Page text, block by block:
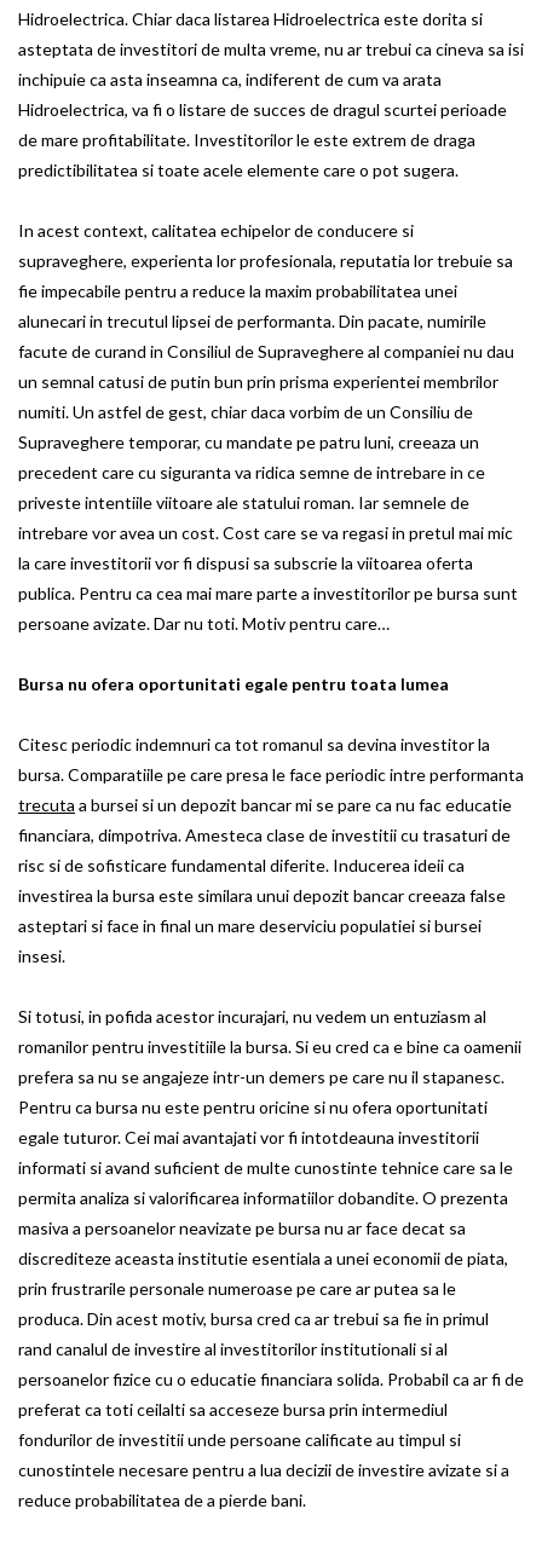
Hidroelectrica. Chiar daca listarea Hidroelectrica este dorita si
asteptata de investitori de multa vreme, nu ar trebui ca cineva sa isi
inchipuie ca asta inseamna ca, indiferent de cum va arata
Hidroelectrica, va fi o listare de succes de dragul scurtei perioade
de mare profitabilitate. Investitorilor le este extrem de draga
predictibilitatea si toate acele elemente care o pot sugera.
In acest context, calitatea echipelor de conducere si
supraveghere, experienta lor profesionala, reputatia lor trebuie sa
fie impecabile pentru a reduce la maxim probabilitatea unei
alunecari in trecutul lipsei de performanta. Din pacate, numirile
facute de curand in Consiliul de Supraveghere al companiei nu dau
un semnal catusi de putin bun prin prisma experientei membrilor
numiti. Un astfel de gest, chiar daca vorbim de un Consiliu de
Supraveghere temporar, cu mandate pe patru luni, creeaza un
precedent care cu siguranta va ridica semne de intrebare in ce
priveste intentiile viitoare ale statului roman. Iar semnele de
intrebare vor avea un cost. Cost care se va regasi in pretul mai mic
la care investitorii vor fi dispusi sa subscrie la viitoarea oferta
publica. Pentru ca cea mai mare parte a investitorilor pe bursa sunt
persoane avizate. Dar nu toti. Motiv pentru care…
Bursa nu ofera oportunitati egale pentru toata lumea
Citesc periodic indemnuri ca tot romanul sa devina investitor la
bursa. Comparatiile pe care presa le face periodic intre performanta
trecuta a bursei si un depozit bancar mi se pare ca nu fac educatie
financiara, dimpotriva. Amesteca clase de investitii cu trasaturi de
risc si de sofisticare fundamental diferite. Inducerea ideii ca
investirea la bursa este similara unui depozit bancar creeaza false
asteptari si face in final un mare deserviciu populatiei si bursei
insesi.
Si totusi, in pofida acestor incurajari, nu vedem un entuziasm al
romanilor pentru investitiile la bursa. Si eu cred ca e bine ca oamenii
prefera sa nu se angajeze intr-un demers pe care nu il stapanesc.
Pentru ca bursa nu este pentru oricine si nu ofera oportunitati
egale tuturor. Cei mai avantajati vor fi intotdeauna investitorii
informati si avand suficient de multe cunostinte tehnice care sa le
permita analiza si valorificarea informatiilor dobandite. O prezenta
masiva a persoanelor neavizate pe bursa nu ar face decat sa
discrediteze aceasta institutie esentiala a unei economii de piata,
prin frustrarile personale numeroase pe care ar putea sa le
produca. Din acest motiv, bursa cred ca ar trebui sa fie in primul
rand canalul de investire al investitorilor institutionali si al
persoanelor fizice cu o educatie financiara solida. Probabil ca ar fi de
preferat ca toti ceilalti sa acceseze bursa prin intermediul
fondurilor de investitii unde persoane calificate au timpul si
cunostintele necesare pentru a lua decizii de investire avizate si a
reduce probabilitatea de a pierde bani.